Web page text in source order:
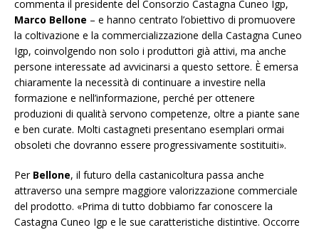
commenta il presidente del Consorzio Castagna Cuneo Igp,
Marco Bellone – e hanno centrato l’obiettivo di promuovere
la coltivazione e la commercializzazione della Castagna Cuneo
Igp, coinvolgendo non solo i produttori già attivi, ma anche
persone interessate ad avvicinarsi a questo settore. È emersa
chiaramente la necessità di continuare a investire nella
formazione e nell’informazione, perché per ottenere
produzioni di qualità servono competenze, oltre a piante sane
e ben curate. Molti castagneti presentano esemplari ormai
obsoleti che dovranno essere progressivamente sostituiti».
Per Bellone, il futuro della castanicoltura passa anche
attraverso una sempre maggiore valorizzazione commerciale
del prodotto. «Prima di tutto dobbiamo far conoscere la
Castagna Cuneo Igp e le sue caratteristiche distintive. Occorre